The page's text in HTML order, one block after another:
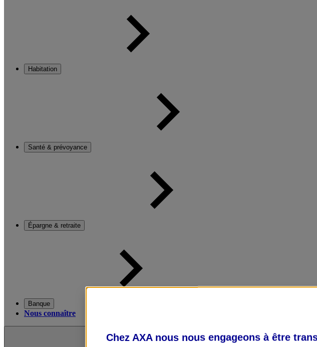
Habitation
Santé & prévoyance
Épargne & retraite
Banque
Nous connaître
Chez AXA nous nous engageons à être